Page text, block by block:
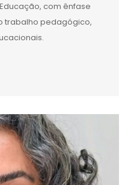
com ênfase
trabalho pedagógico,